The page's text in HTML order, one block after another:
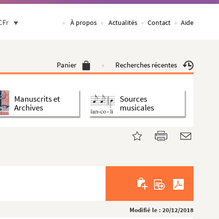
À propos Actualités Contact Aide
Panier Recherches récentes
Manuscrits et
Archives
Sources
musicales
Modifié le : 20/12/2018